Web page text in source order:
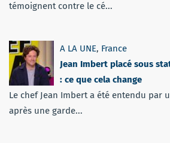
témoignent contre le cé...
A LA UNE, France
Jean Imbert placé sous
: ce que cela change
Le chef Jean Imbert a été entendu par
après une garde...